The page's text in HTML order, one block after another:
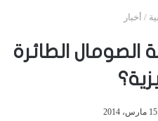
/ أخبار
الطائرة
15 مارس، 2014